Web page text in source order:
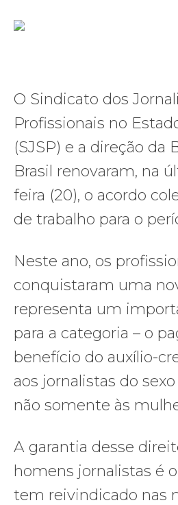
O Sindicato dos
Profissionais no
(SJSP) e a direção da
Brasil renovaram, na
feira (20), o acordo
de trabalho para o
Neste ano, os
conquistaram uma
representa um
para a categoria – o
benefício do auxílio-
aos jornalistas do
não somente às
A garantia desse
homens jornalistas é
tem reivindicado nas